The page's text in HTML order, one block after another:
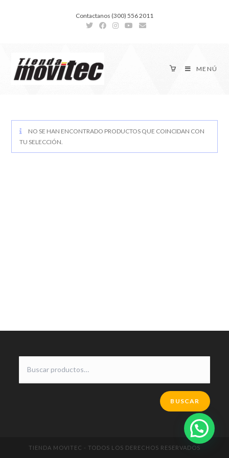
Contactanos (300) 556 2011
MENÚ
NO SE HAN ENCONTRADO PRODUCTOS QUE COINCIDAN CON
TU SELECCIÓN.
BUSCAR
TIENDA MOVITEC - TODOS LOS DERECHOS RESERVADOS